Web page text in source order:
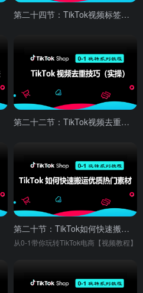
第二十四节：TikTok视频标签的正确使用方法
第二十二节：TikTok视频去重技巧（实操）
第二十节：TikTok如何快速搬运优质热门素材
从0-1带你玩转TikTok电商【视频教程】